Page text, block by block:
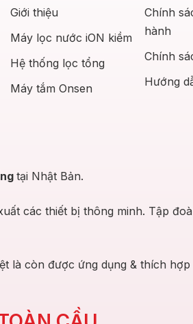
Giới thiệu
Máy lọc nước iON kiềm
Hệ thống lọc tổng
Máy tắm Onsen
Chính
hành
Chính
Hướng
tại Nhật Bản.
các thiết bị thông minh. Tập
là còn được ứng dụng & thích hợp